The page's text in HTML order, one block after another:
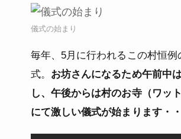
儀式の始まり
毎年、5月に行われるこの村恒例
式。 お坊さんになるため午前中
し、午後からは村のお寺（ワッ
にて激しい儀式が始まります・・